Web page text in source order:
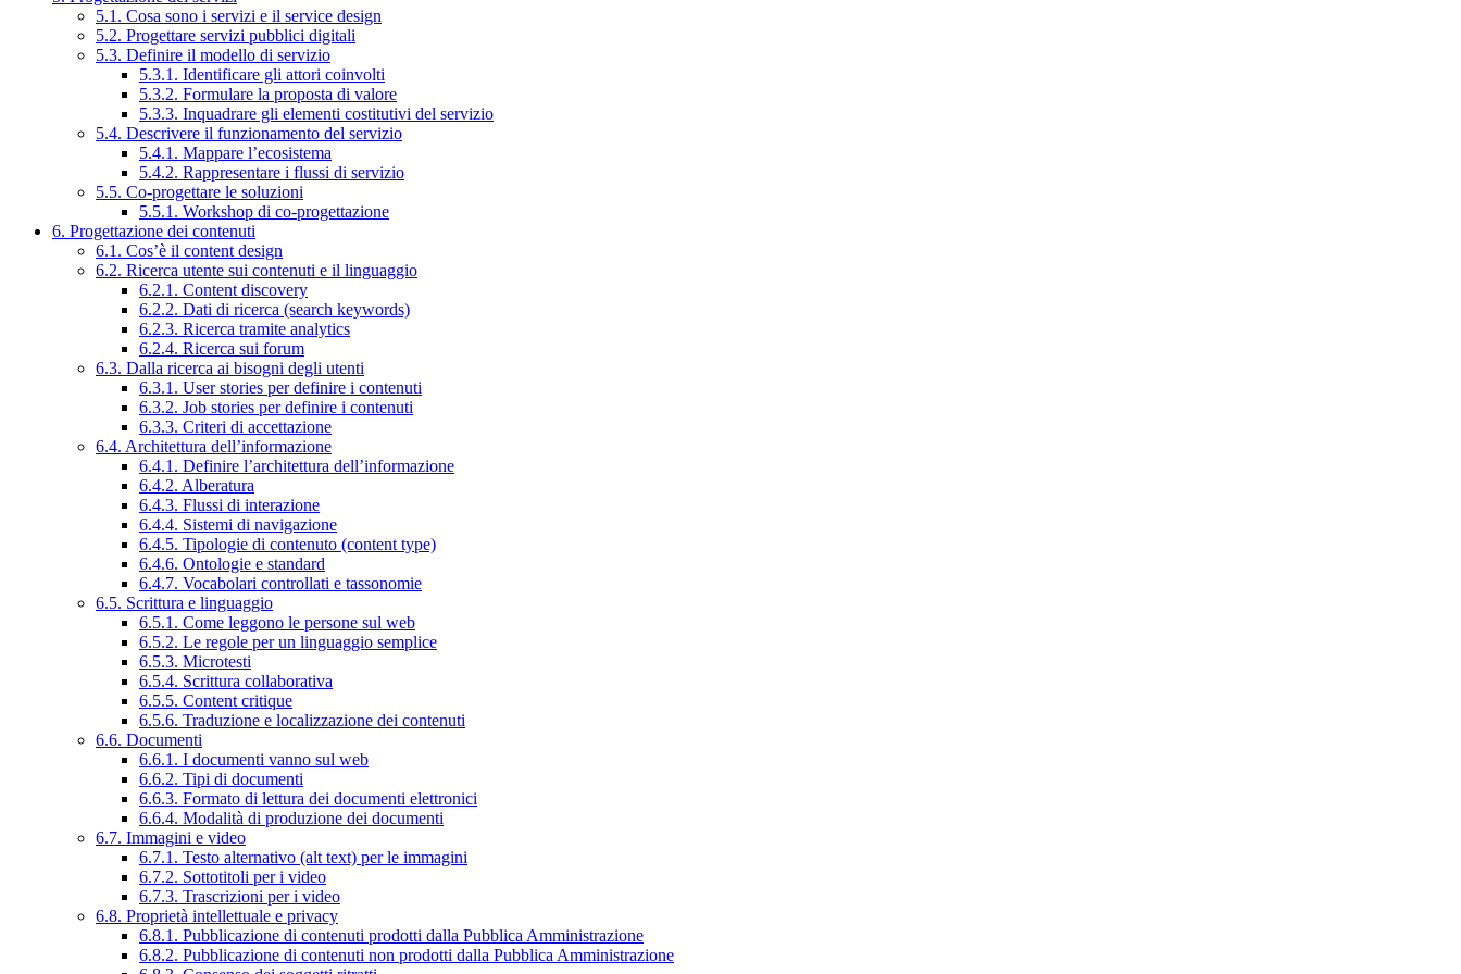
5.1. Cosa sono i servizi e il service design
5.2. Progettare servizi pubblici digitali
5.3. Definire il modello di servizio
5.3.1. Identificare gli attori coinvolti
5.3.2. Formulare la proposta di valore
5.3.3. Inquadrare gli elementi costitutivi del servizio
5.4. Descrivere il funzionamento del servizio
5.4.1. Mappare l’ecosistema
5.4.2. Rappresentare i flussi di servizio
5.5. Co-progettare le soluzioni
5.5.1. Workshop di co-progettazione
6. Progettazione dei contenuti
6.1. Cos’è il content design
6.2. Ricerca utente sui contenuti e il linguaggio
6.2.1. Content discovery
6.2.2. Dati di ricerca (search keywords)
6.2.3. Ricerca tramite analytics
6.2.4. Ricerca sui forum
6.3. Dalla ricerca ai bisogni degli utenti
6.3.1. User stories per definire i contenuti
6.3.2. Job stories per definire i contenuti
6.3.3. Criteri di accettazione
6.4. Architettura dell’informazione
6.4.1. Definire l’architettura dell’informazione
6.4.2. Alberatura
6.4.3. Flussi di interazione
6.4.4. Sistemi di navigazione
6.4.5. Tipologie di contenuto (content type)
6.4.6. Ontologie e standard
6.4.7. Vocabolari controllati e tassonomie
6.5. Scrittura e linguaggio
6.5.1. Come leggono le persone sul web
6.5.2. Le regole per un linguaggio semplice
6.5.3. Microtesti
6.5.4. Scrittura collaborativa
6.5.5. Content critique
6.5.6. Traduzione e localizzazione dei contenuti
6.6. Documenti
6.6.1. I documenti vanno sul web
6.6.2. Tipi di documenti
6.6.3. Formato di lettura dei documenti elettronici
6.6.4. Modalità di produzione dei documenti
6.7. Immagini e video
6.7.1. Testo alternativo (alt text) per le immagini
6.7.2. Sottotitoli per i video
6.7.3. Trascrizioni per i video
6.8. Proprietà intellettuale e privacy
6.8.1. Pubblicazione di contenuti prodotti dalla Pubblica Amministrazione
6.8.2. Pubblicazione di contenuti non prodotti dalla Pubblica Amministrazione